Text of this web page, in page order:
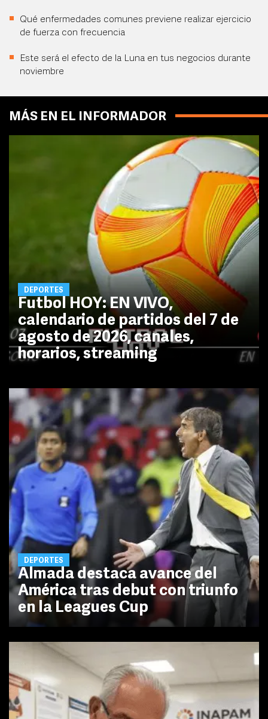
Qué enfermedades comunes previene realizar ejercicio
de fuerza con frecuencia
Este será el efecto de la Luna en tus negocios durante
noviembre
MÁS EN EL INFORMADOR
DEPORTES
Futbol HOY: EN VIVO,
calendario de partidos del 7 de
agosto de 2026, canales,
horarios, streaming
DEPORTES
Almada destaca avance del
América tras debut con triunfo
en la Leagues Cup